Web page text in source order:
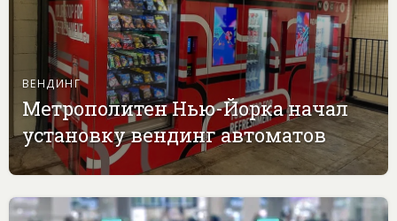
ВЕНДИНГ
Метрополитен Нью-Йорка начал
установку вендинг автоматов